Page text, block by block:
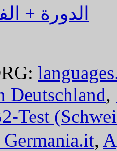
الدورة +
Deutschland,
Test
,